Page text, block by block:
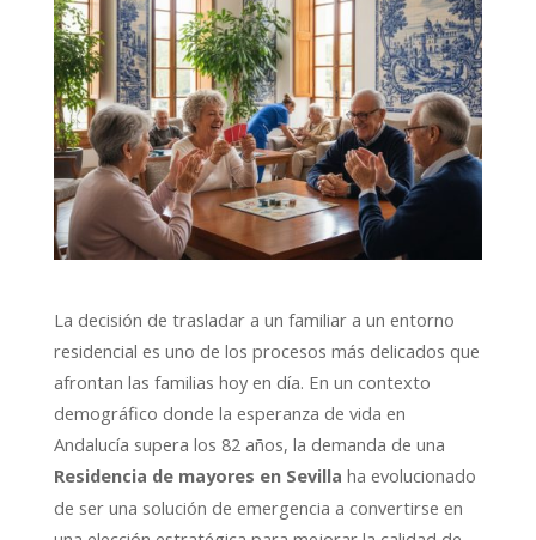
La decisión de trasladar a un familiar a un entorno
residencial es uno de los procesos más delicados que
afrontan las familias hoy en día. En un contexto
demográfico donde la esperanza de vida en
Andalucía supera los 82 años, la demanda de una
Residencia de mayores en Sevilla ha evolucionado
de ser una solución de emergencia a convertirse en